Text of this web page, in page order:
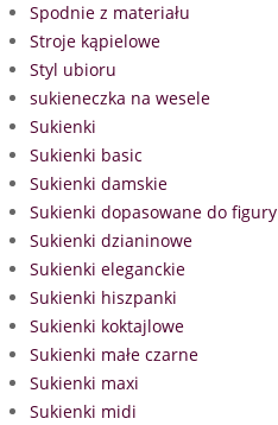
Spodnie z materiału
Stroje kąpielowe
Styl ubioru
sukieneczka na wesele
Sukienki
Sukienki basic
Sukienki damskie
Sukienki dopasowane do figury
Sukienki dzianinowe
Sukienki eleganckie
Sukienki hiszpanki
Sukienki koktajlowe
Sukienki małe czarne
Sukienki maxi
Sukienki midi